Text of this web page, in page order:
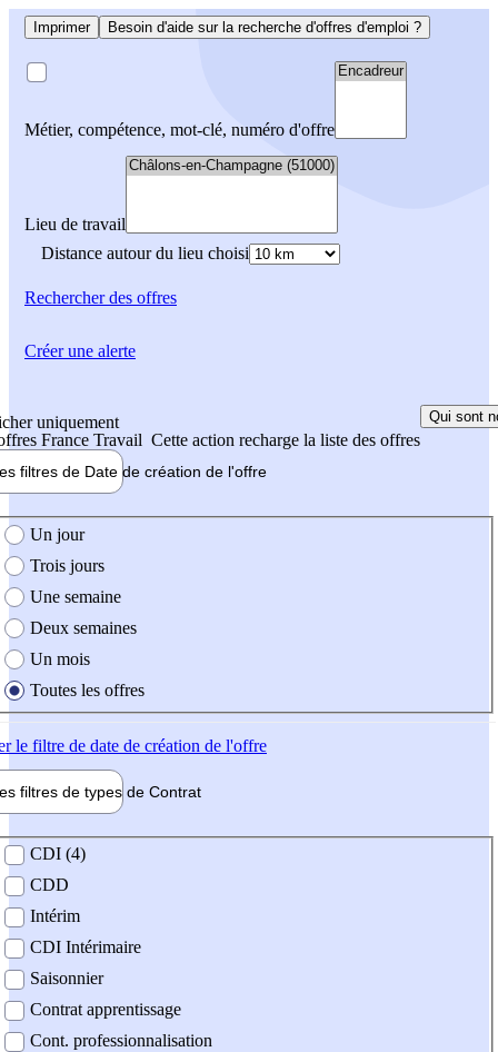
Imprimer Besoin d'aide sur la recherche d'offres d'emploi ?
Métier, compétence, mot-clé, numéro d'offre
Lieu de travail
Distance autour du lieu choisi
Rechercherdes offres
uniquement
France Travail Cette action recharge la liste des offres
Qui sont
filtres de Date de création de l'offre
création de l'offre
Un jour
Trois jours
Une semaine
Deux semaines
Un mois
Toutes les offres
le filtre de date de création de l'offre
filtres de types de Contrat
contrat
CDI (4)
CDD
Intérim
CDI Intérimaire
Saisonnier
Contrat apprentissage
Cont. professionnalisation
Créer une alerte